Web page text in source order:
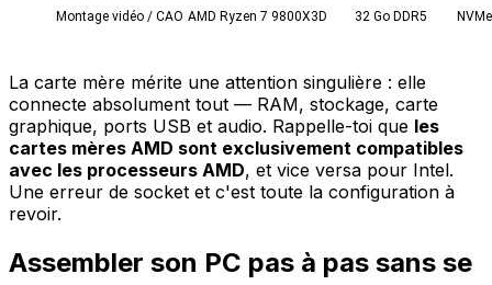
Montage vidéo / CAO AMD Ryzen 7 9800X3D 32 Go DDR5
La carte mère mérite une attention singulière : elle
connecte absolument tout — RAM, stockage, carte
graphique, ports USB et audio. Rappelle-toi que les
cartes mères AMD sont exclusivement compatibles
avec les processeurs AMD, et vice versa pour Intel.
Une erreur de socket et c'est toute la configuration à
revoir.
Assembler son PC pas à pas sans se